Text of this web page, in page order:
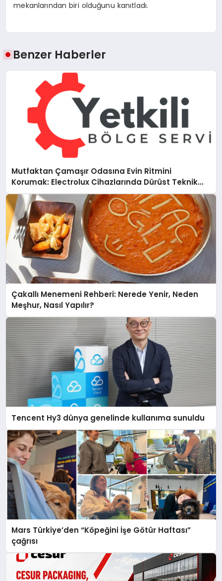
mekanlarından biri olduğunu kanıtladı.
Benzer Haberler
Mutfaktan Çamaşır Odasına Evin Ritmini
Korumak: Electrolux Cihazlarında Dürüst Teknik
Destek Deneyimi
Çakallı Menemeni Rehberi: Nerede Yenir, Neden
Meşhur, Nasıl Yapılır?
Tencent Hy3 dünya genelinde kullanıma sunuldu
Mars Türkiye’den “Köpeğini İşe Götür Haftası”
çağrısı